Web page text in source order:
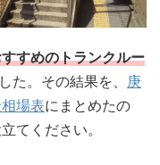
すめのトランクルー
た。その結果を、 庚
場表にまとめたの
てください。